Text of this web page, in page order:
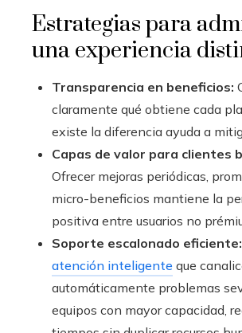
Estrategias para
una experiencia
Transparencia en beneficios:
claramente qué obtiene cada
existe la diferencia ayuda a
Capas de valor para clientes
Ofrecer mejoras periódicas,
micro-beneficios mantiene la
positiva entre usuarios no
Soporte escalonado eficiente:
atención inteligente que
automáticamente problemas
equipos con mayor capacidad,